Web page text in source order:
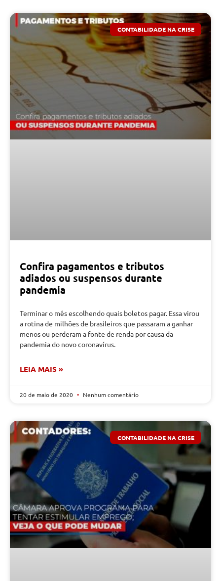
CONTABILIDADE NA CRISE
Confira pagamentos e tributos
adiados ou suspensos durante
pandemia
Terminar o mês escolhendo quais boletos pagar. Essa virou
a rotina de milhões de brasileiros que passaram a ganhar
menos ou perderam a fonte de renda por causa da
pandemia do novo coronavírus.
LEIA MAIS »
20 de maio de 2020 Nenhum comentário
CONTABILIDADE NA CRISE